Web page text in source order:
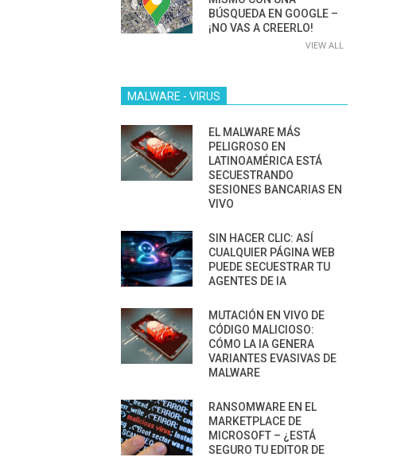
BÚSQUEDA EN GOOGLE –
¡NO VAS A CREERLO!
VIEW ALL
MALWARE - VIRUS
EL MALWARE MÁS
PELIGROSO EN
LATINOAMÉRICA ESTÁ
SECUESTRANDO
SESIONES BANCARIAS EN
VIVO
SIN HACER CLIC: ASÍ
CUALQUIER PÁGINA WEB
PUEDE SECUESTRAR TU
AGENTES DE IA
MUTACIÓN EN VIVO DE
CÓDIGO MALICIOSO:
CÓMO LA IA GENERA
VARIANTES EVASIVAS DE
MALWARE
RANSOMWARE EN EL
MARKETPLACE DE
MICROSOFT – ¿ESTÁ
SEGURO TU EDITOR DE